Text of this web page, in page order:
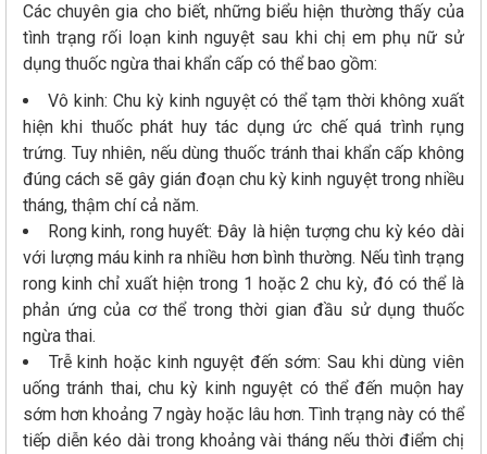
Các chuyên gia cho biết, những biểu hiện thường thấy của
tình trạng rối loạn kinh nguyệt sau khi chị em phụ nữ sử
dụng thuốc ngừa thai khẩn cấp có thể bao gồm:
Vô kinh: Chu kỳ kinh nguyệt có thể tạm thời không xuất
hiện khi thuốc phát huy tác dụng ức chế quá trình rụng
trứng. Tuy nhiên, nếu dùng thuốc tránh thai khẩn cấp không
đúng cách sẽ gây gián đoạn chu kỳ kinh nguyệt trong nhiều
tháng, thậm chí cả năm.
Rong kinh, rong huyết: Đây là hiện tượng chu kỳ kéo dài
với lượng máu kinh ra nhiều hơn bình thường. Nếu tình trạng
rong kinh chỉ xuất hiện trong 1 hoặc 2 chu kỳ, đó có thể là
phản ứng của cơ thể trong thời gian đầu sử dụng thuốc
ngừa thai.
Trễ kinh hoặc kinh nguyệt đến sớm: Sau khi dùng viên
uống tránh thai, chu kỳ kinh nguyệt có thể đến muộn hay
sớm hơn khoảng 7 ngày hoặc lâu hơn. Tình trạng này có thể
tiếp diễn kéo dài trong khoảng vài tháng nếu thời điểm chị